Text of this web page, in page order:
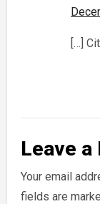
[…]
Leave a
Your email
fields are